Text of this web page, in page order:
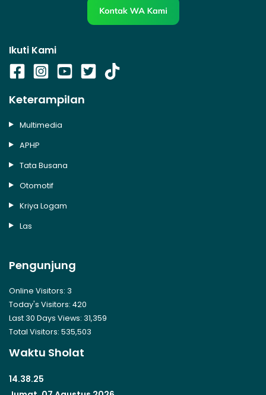
Ikuti Kami
Keterampilan
Multimedia
APHP
Tata Busana
Otomotif
Kriya Logam
Las
Pengunjung
Online Visitors: 3
Today's Visitors: 420
Last 30 Days Views: 31,359
Total Visitors: 535,503
Waktu Sholat
14.38.25